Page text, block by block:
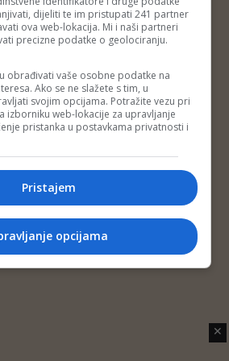
Marketing
Privatnost korisnika
O nama
✕
dijeliti te im pristupati 241 partner
ova web-lokacija. Mi i naši partneri
precizne podatke o geolociranju.
obrađivati vaše osobne podatke na
Ako se ne slažete s tim, u
svojim opcijama. Potražite vezu pri
izborniku web-lokacije za upravljanje
pristanka u postavkama privatnosti i
Pristajem
opcijama